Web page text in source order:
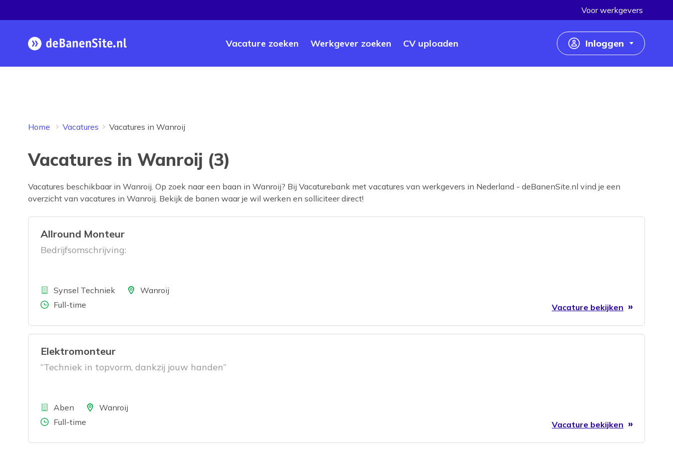
Homepage Vacature zoeken Werkgever zoeken CV uploaden
Voor werkgevers
Inloggen
Home Vacatures Vacatures in Wanroij
Vacatures in Wanroij (3)
Vacatures beschikbaar in Wanroij. Op zoek naar een baan in Wanroij? Bij Vacaturebank met vacatures van werkgevers in Nederland - deBanenSite.nl vind je een
overzicht van vacatures in Wanroij. Bekijk de banen waar je wil werken en solliciteer direct!
Allround Monteur
Bedrijfsomschrijving:
BedrijfSynsel Techniek LocatieWanroij
Aantal uren
Full-time Vacature bekijken
Elektromonteur
“Techniek in topvorm, dankzij jouw handen”
BedrijfAben LocatieWanroij
Aantal uren
Full-time Vacature bekijken